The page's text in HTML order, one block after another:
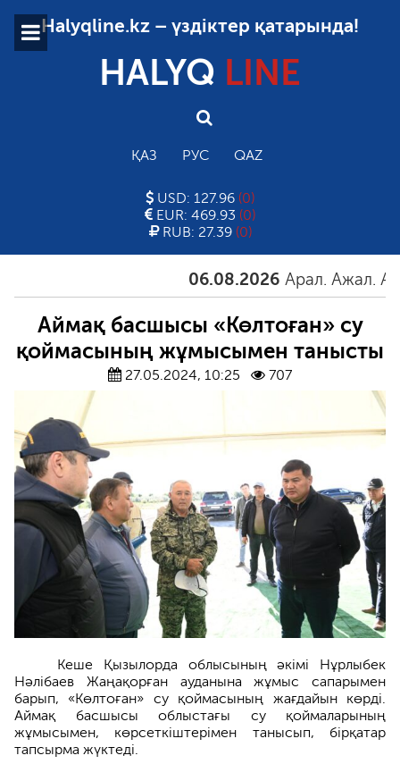
Halyqline.kz – үздіктер қатарында!
HALYQ LINE
ҚАЗ РУС QAZ
USD: 127.96 (0)
EUR: 469.93 (0)
RUB: 27.39 (0)
06.08.2026 Арал. Ажал. Айғақ
Аймақ басшысы «Көлтоған» су
қоймасының жұмысымен танысты
27.05.2024, 10:25 707
Кеше Қызылорда облысының әкімі Нұрлыбек
Нәлібаев Жаңақорған ауданына жұмыс сапарымен
барып, «Көлтоған» су қоймасының жағдайын көрді.
Аймақ басшысы облыстағы су қоймаларының
жұмысымен, көрсеткіштерімен танысып, бірқатар
тапсырма жүктеді.